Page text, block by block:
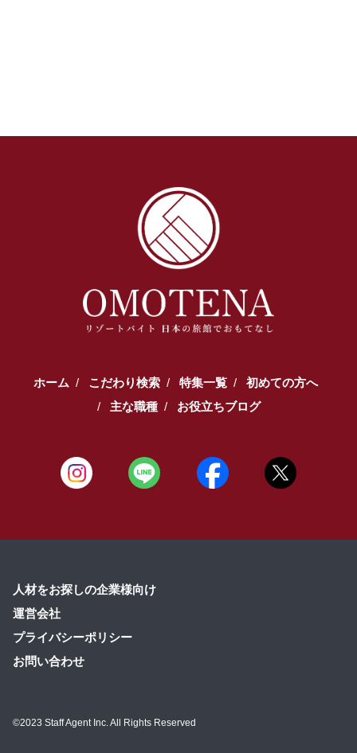
ホーム こだわり検索 特集一覧
初めての方へ
主な職種
お役立ちブログ
人材をお探しの企業様向け
運営会社
プライバシーポリシー
お問い合わせ
©2023 Staff Agent Inc. All Rights Reserved